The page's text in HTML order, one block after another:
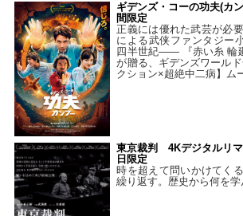
ギデンズ・コーの功夫(カ
間限定
正義には優れた武芸が必
による武侠ファンタジー
四半世紀―― 『赤い糸 輪
が贈る、ギデンズワール
クション×超絶中二病】ム
東京裁判 4Kデジタルリ
日限定
時を超えて問いかけてく
繰り返す。歴史から何を学